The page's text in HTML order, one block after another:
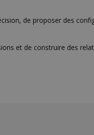
de proposer des
et de construire des